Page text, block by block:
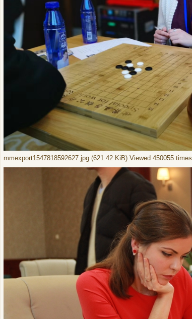
mmexport1547818592627.jpg (621.42 KiB) Viewed 450055 times